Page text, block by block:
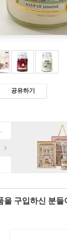
공유하기
사은품 증정!
을 구입하신 분